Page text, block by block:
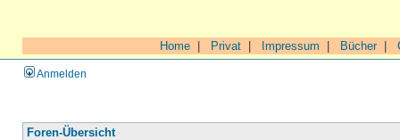
Home Privat Impressum Bücher|
Anmelden
Foren-Übersicht